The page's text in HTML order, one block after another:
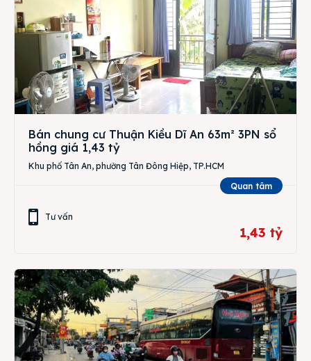
Bán chung cư Thuận Kiều Dĩ An 63m² 3PN sổ
hồng giá 1,43 tỷ
Khu phố Tân An, phường Tân Đông Hiệp, TP.HCM
Quan tâm
Tư vấn
1,43 tỷ